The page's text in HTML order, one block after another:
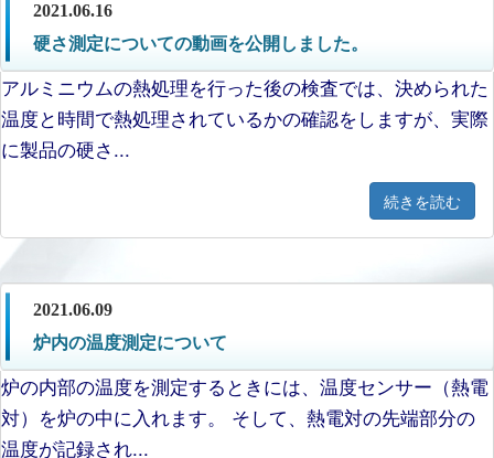
2021.06.16
硬さ測定についての動画を公開しました。
アルミニウムの熱処理を行った後の検査では、決められた
温度と時間で熱処理されているかの確認をしますが、実際
に製品の硬さ...
続きを読む
2021.06.09
炉内の温度測定について
炉の内部の温度を測定するときには、温度センサー（熱電
対）を炉の中に入れます。 そして、熱電対の先端部分の
温度が記録され...